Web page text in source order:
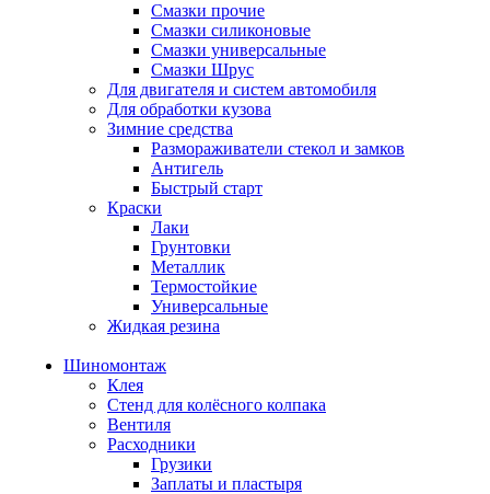
Смазки прочие
Смазки силиконовые
Смазки универсальные
Смазки Шрус
Для двигателя и систем автомобиля
Для обработки кузова
Зимние средства
Размораживатели стекол и замков
Антигель
Быстрый старт
Краски
Лаки
Грунтовки
Металлик
Термостойкие
Универсальные
Жидкая резина
Шиномонтаж
Клея
Стенд для колёсного колпака
Вентиля
Расходники
Грузики
Заплаты и пластыря